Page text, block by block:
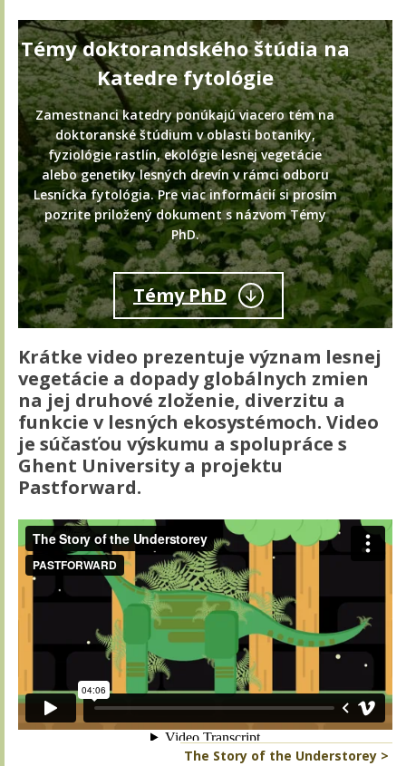
Témy doktorandského štúdia na
Katedre fytológie
Zamestnanci katedry ponúkajú viacero tém na
doktoranské štúdium v oblasti botaniky,
fyziológie rastlín, ekológie lesnej vegetácie
alebo genetiky lesných drevín v rámci odboru
Lesnícka fytológia. Pre viac informácií si prosím
pozrite priložený dokument s názvom Témy
PhD.
Témy PhD
Krátke video prezentuje význam lesnej
vegetácie a dopady globálnych zmien
na jej druhové zloženie, diverzitu a
funkcie v lesných ekosystémoch. Video
je súčasťou výskumu a spolupráce s
Ghent University a projektu
Pastforward.
The Story of the Understorey >